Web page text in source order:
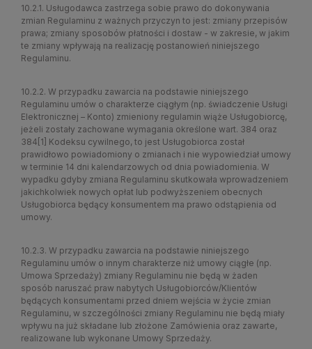
10.2.1. Usługodawca zastrzega sobie prawo do dokonywania
zmian Regulaminu z ważnych przyczyn to jest: zmiany przepisów
prawa; zmiany sposobów płatności i dostaw - w zakresie, w jakim
te zmiany wpływają na realizację postanowień niniejszego
Regulaminu.
10.2.2. W przypadku zawarcia na podstawie niniejszego
Regulaminu umów o charakterze ciągłym (np. świadczenie Usługi
Elektronicznej – Konto) zmieniony regulamin wiąże Usługobiorcę,
jeżeli zostały zachowane wymagania określone wart. 384 oraz
384[1] Kodeksu cywilnego, to jest Usługobiorca został
prawidłowo powiadomiony o zmianach i nie wypowiedział umowy
w terminie 14 dni kalendarzowych od dnia powiadomienia. W
wypadku gdyby zmiana Regulaminu skutkowała wprowadzeniem
jakichkolwiek nowych opłat lub podwyższeniem obecnych
Usługobiorca będący konsumentem ma prawo odstąpienia od
umowy.
10.2.3. W przypadku zawarcia na podstawie niniejszego
Regulaminu umów o innym charakterze niż umowy ciągłe (np.
Umowa Sprzedaży) zmiany Regulaminu nie będą w żaden
sposób naruszać praw nabytych Usługobiorców/Klientów
będących konsumentami przed dniem wejścia w życie zmian
Regulaminu, w szczególności zmiany Regulaminu nie będą miały
wpływu na już składane lub złożone Zamówienia oraz zawarte,
realizowane lub wykonane Umowy Sprzedaży.